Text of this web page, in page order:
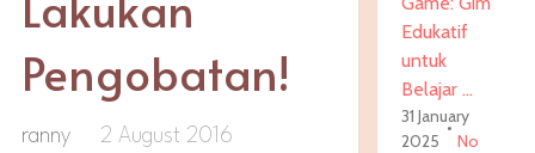
Pengobatan!
ranny
2 August 2016
Edukatif
untuk
Belajar …
31 January
2025
No